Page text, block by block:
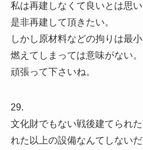
私は再建しなくて良いとは思い
是非再建して頂きたい。
しかし原材料などの拘りは最
燃えてしまっては意味がない。
頑張って下さいね。
29.
文化財でもない戦後建てられ
れた以上の設備なんてしないだ